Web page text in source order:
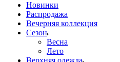
Новинки
Распродажа
Вечерняя коллекция
Сезон
Весна
Лето
Верхняя одежда